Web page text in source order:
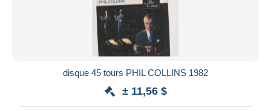
Übernehmen
disque 45 tours PHIL COLLINS 1982
± 11,56 $